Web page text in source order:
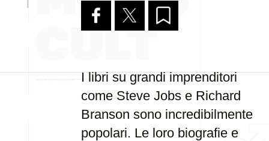
I libri su grandi imprenditori
come Steve Jobs e Richard
Branson sono incredibilmente
popolari. Le loro biografie e